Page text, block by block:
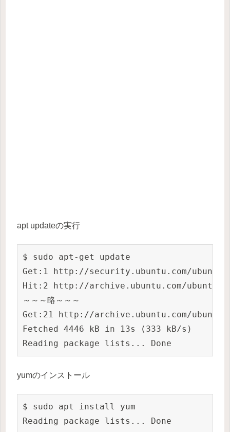
apt updateの実行
$ sudo apt-get update
Get:1 http://security.ubuntu.com/
Hit:2 http://archive.ubuntu.com/ubuntu
～～～略～～～
Get:21 http://archive.ubuntu.com/ubuntu
Fetched 4446 kB in 13s (333 kB/s)
Reading package lists... Done
yumのインストール
$ sudo apt install yum
Reading package lists... Done